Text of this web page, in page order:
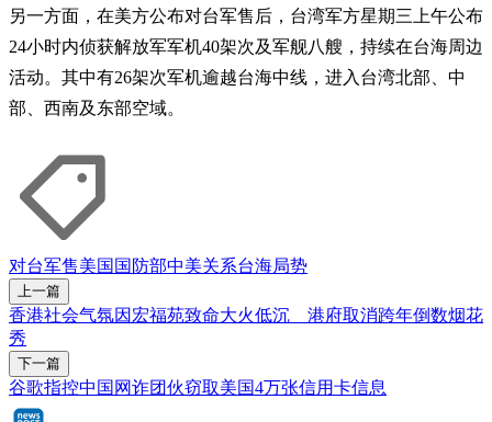
另一方面，在美方公布对台军售后，台湾军方星期三上午公布
24小时内侦获解放军军机40架次及军舰八艘，持续在台海周边
活动。其中有26架次军机逾越台海中线，进入台湾北部、中
部、西南及东部空域。
对台军售美国国防部中美关系台海局势
上一篇
香港社会气氛因宏福苑致命大火低沉 港府取消跨年倒数烟花
秀
下一篇
谷歌指控中国网诈团伙窃取美国4万张信用卡信息